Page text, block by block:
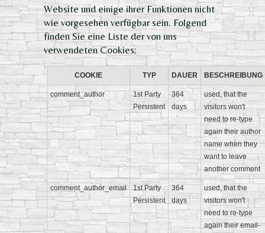
Website und einige ihrer Funktionen nicht
wie vorgesehen verfügbar sein. Folgend
finden Sie eine Liste der von uns
verwendeten Cookies:
COOKIE TYP DAUER BESCHREIBUNG
comment_author
1st Party
Persistent
364
days
used, that the
visitors won't
need to re-type
again their author
name when they
want to leave
another comment
comment_author_email
1st Party
Persistent
364
days
used, that the
visitors won't
need to re-type
again their email-